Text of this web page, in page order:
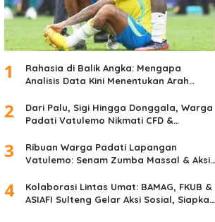
1
Rahasia di Balik Angka: Mengapa
Analisis Data Kini Menentukan Arah
2
Dari Palu, Sigi Hingga Donggala, Warga
Padati Vatulemo Nikmati CFD &
3
Ribuan Warga Padati Lapangan
Vatulemo: Senam Zumba Massal & Aksi
Meriah
4
Kolaborasi Lintas Umat: BAMAG, FKUB &
ASIAFI Sulteng Gelar Aksi Sosial, Siapkan